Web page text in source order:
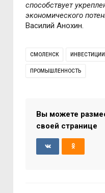
способствует
экономического
Василий Анохин.
СМОЛЕНСК ИНВЕСТИЦИИ
ПРОМЫШЛЕННОСТЬ
Вы можете
своей странице